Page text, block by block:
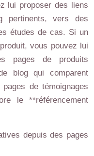
lui proposer des liens
pertinents, vers des
études de cas. Si un
vous pouvez lui
pages de produits
blog qui comparent
de témoignages
le **référencement
depuis des pages